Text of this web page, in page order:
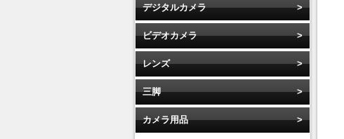
デジタルカメラ
ビデオカメラ
レンズ
三脚
カメラ用品